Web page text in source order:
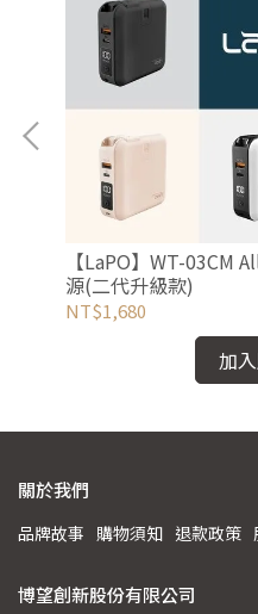
【LaPO】WT-03CM
源(二代升級款)
NT$1,680
加
關於我們
品牌故事 購物須知 退款政策
博望創新股份有限公司